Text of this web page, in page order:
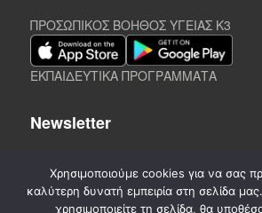
ΠΡΟΣΩΠΙΚΟΣ ΒΟΗΘΟΣ ΥΓΕΙΑΣ K3
ΕΚΠΑΙΔΕΥΤΙΚΑ ΠΡΟΓΡΑΜΜΑΤΑ
Newsletter
Χρησιμοποιούμε cookies για να σας
καλύτερη δυνατή εμπειρία στη σελίδα
χρησιμοποιείτε τη σελίδα, θα